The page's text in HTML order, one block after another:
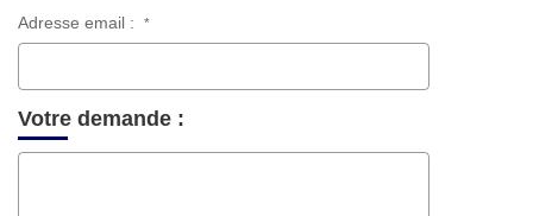
Adresse email : *
Votre demande :